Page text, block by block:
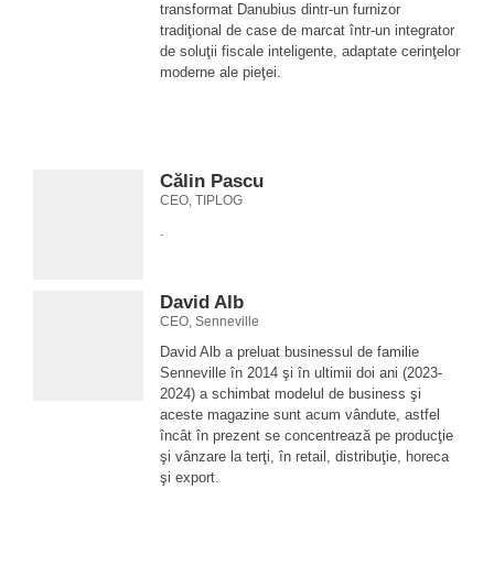
transformat Danubius dintr-un furnizor
tradiţional de case de marcat într-un integrator
de soluţii fiscale inteligente, adaptate cerinţelor
moderne ale pieţei.
Călin Pascu
CEO, TIPLOG
.
David Alb
CEO, Senneville
David Alb a preluat businessul de familie
Senneville în 2014 şi în ultimii doi ani (2023-
2024) a schimbat modelul de business şi
aceste magazine sunt acum vândute, astfel
încât în prezent se concentrează pe producţie
şi vânzare la terţi, în retail, distribuţie, horeca
şi export.